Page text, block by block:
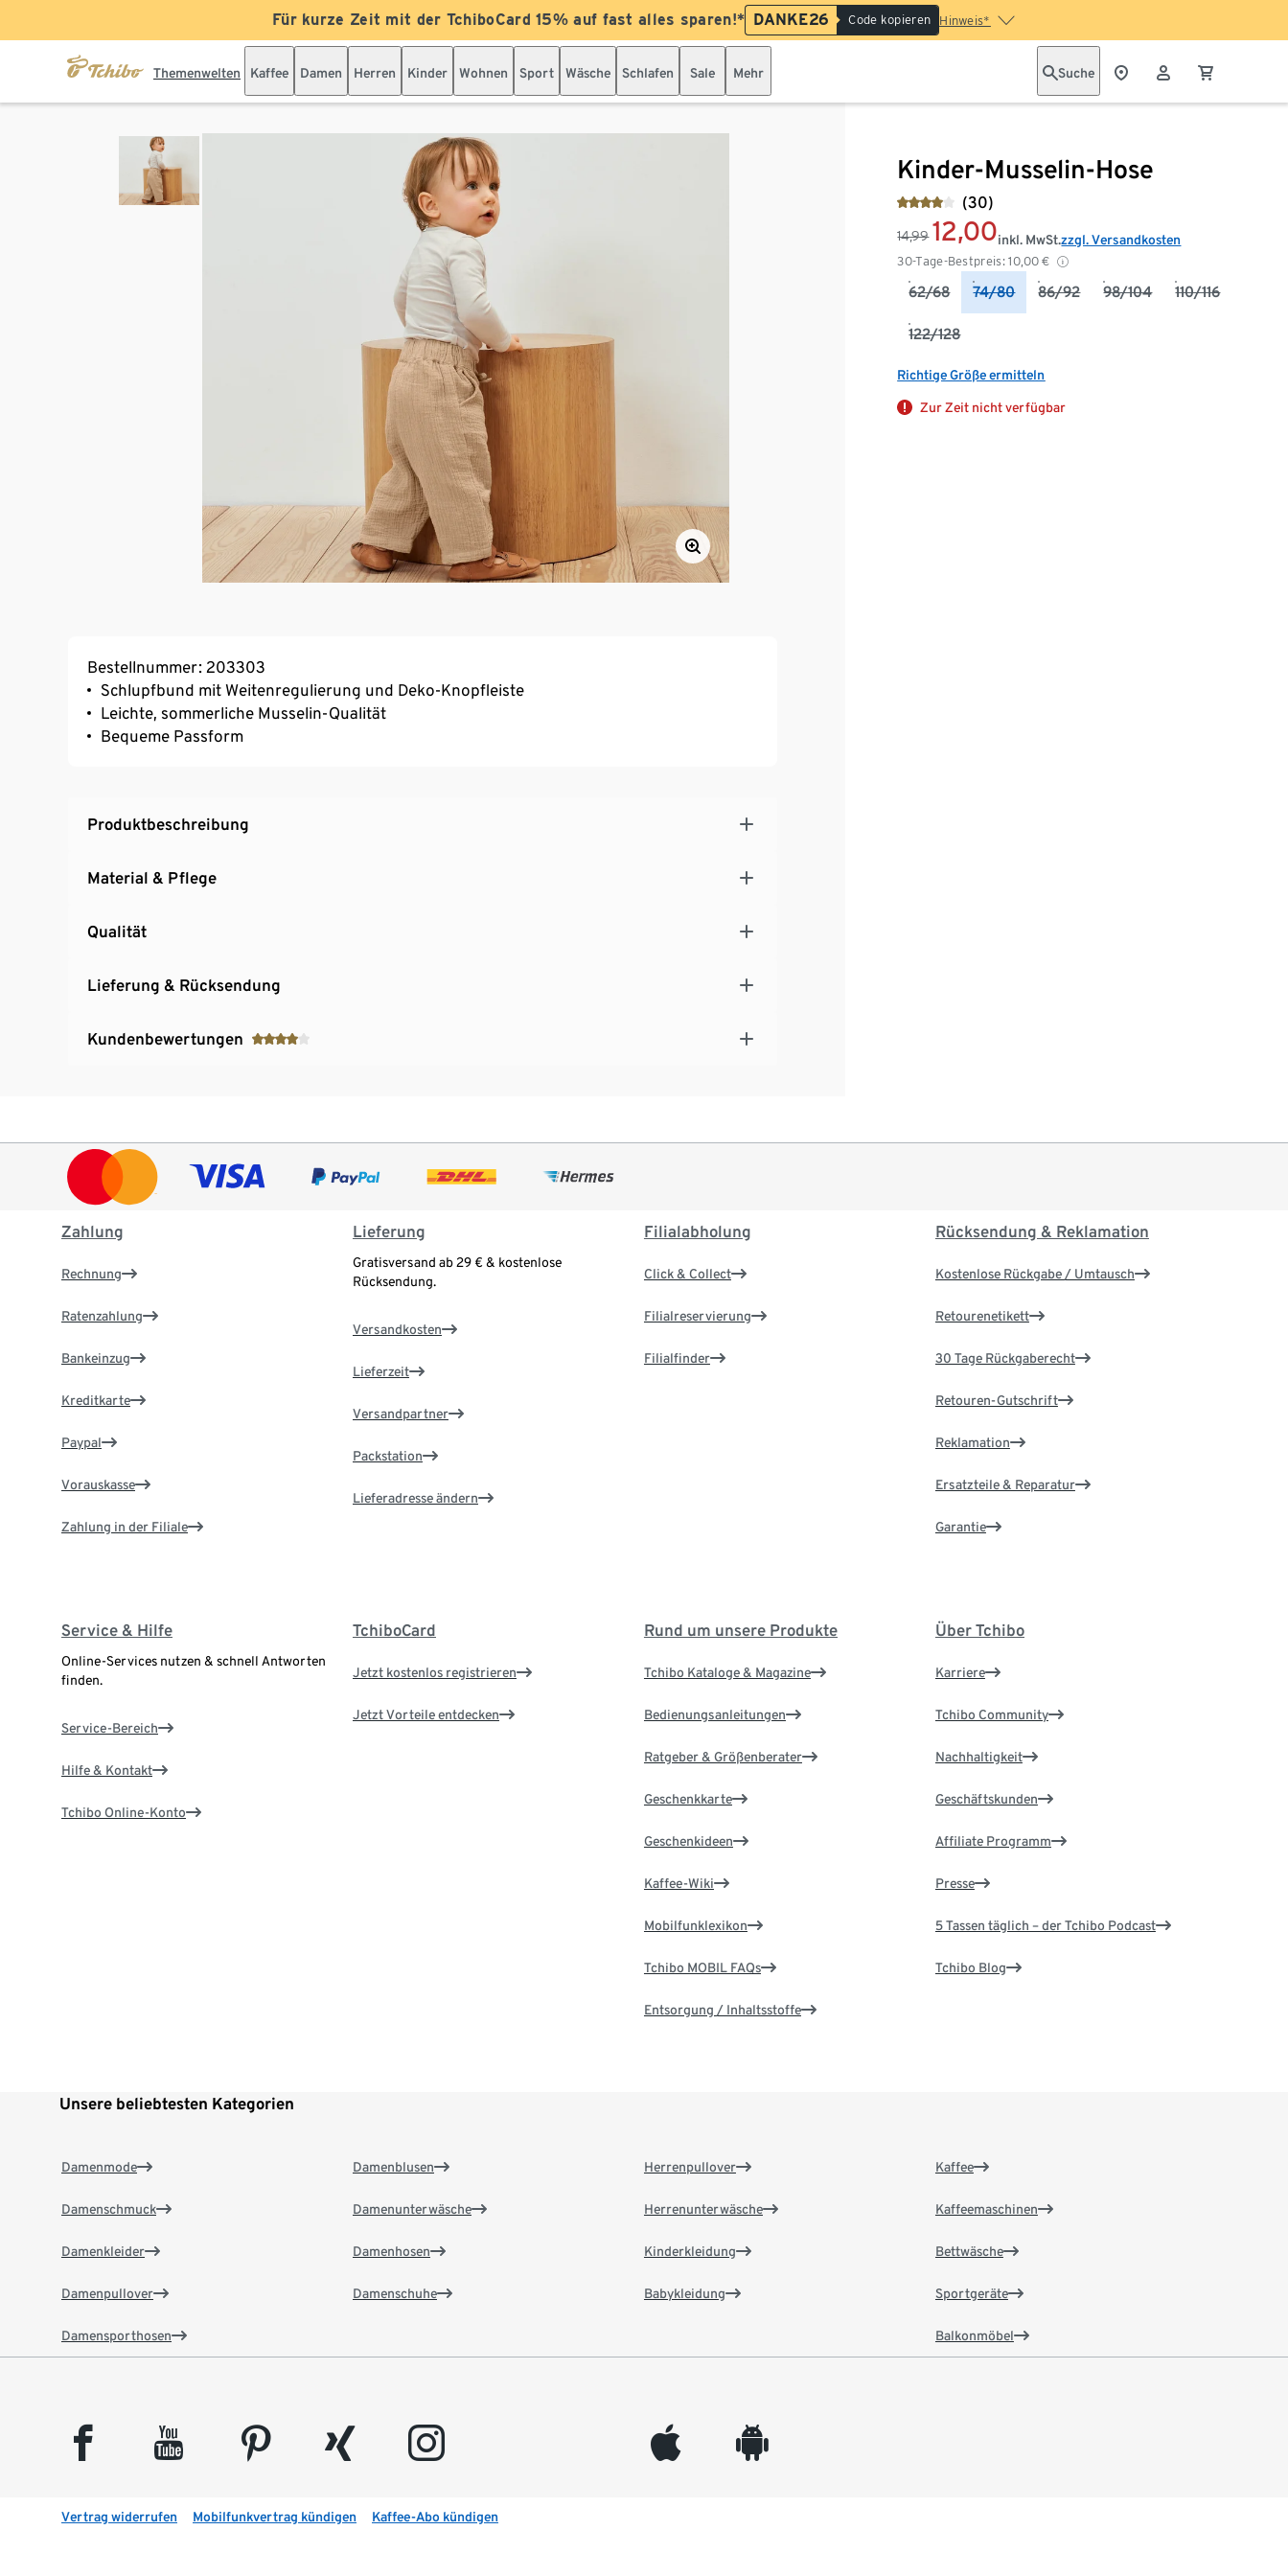
Für kurze Zeit mit der TchiboCard 15% auf fast alles sparen!* DANKE26 Code kopieren Hinweis*
Themenwelten Kaffee Damen Herren Kinder Wohnen Sport Wäsche Schlafen Sale Mehr Suche
Kinder-Musselin-Hose
(30)
14,99 12,00
30-Tage-Bestpreis: 10,00 €
inkl. MwSt.zzgl. Versandkosten
62/68 74/80 86/92 98/104 110/116
122/128
Richtige Größe ermitteln
Zur Zeit nicht verfügbar
Bestellnummer: 203303
Schlupfbund mit Weitenregulierung und Deko-Knopfleiste
Leichte, sommerliche Musselin-Qualität
Bequeme Passform
Produktbeschreibung
Material & Pflege
Qualität
Lieferung & Rücksendung
Kundenbewertungen
Zahlung
Rechnung
Ratenzahlung
Bankeinzug
Kreditkarte
Paypal
Vorauskasse
Zahlung in der Filiale
Lieferung
Gratisversand ab 29 € & kostenlose
Rücksendung.
Versandkosten
Lieferzeit
Versandpartner
Packstation
Lieferadresse ändern
Filialabholung
Click & Collect
Filialreservierung
Filialfinder
Rücksendung & Reklamation
Kostenlose Rückgabe / Umtausch
Retourenetikett
30 Tage Rückgaberecht
Retouren-Gutschrift
Reklamation
Ersatzteile & Reparatur
Garantie
Service & Hilfe
Online-Services nutzen & schnell Antworten
finden.
Service-Bereich
Hilfe & Kontakt
Tchibo Online-Konto
TchiboCard
Jetzt kostenlos registrieren
Jetzt Vorteile entdecken
Rund um unsere Produkte
Tchibo Kataloge & Magazine
Bedienungsanleitungen
Ratgeber & Größenberater
Geschenkkarte
Geschenkideen
Kaffee-Wiki
Mobilfunklexikon
Tchibo MOBIL FAQs
Entsorgung / Inhaltsstoffe
Über Tchibo
Karriere
Tchibo Community
Nachhaltigkeit
Geschäftskunden
Affiliate Programm
Presse
5 Tassen täglich – der Tchibo Podcast
Tchibo Blog
Unsere beliebtesten Kategorien
Damenmode
Damenschmuck
Damenkleider
Damenpullover
Damensporthosen
Damenblusen
Damenunterwäsche
Damenhosen
Damenschuhe
Herrenpullover
Herrenunterwäsche
Kinderkleidung
Babykleidung
Kaffee
Kaffeemaschinen
Bettwäsche
Sportgeräte
Balkonmöbel
facebook youtube pinterest xing instagram appleinc android
Vertrag widerrufen Mobilfunkvertrag kündigen Kaffee-Abo kündigen